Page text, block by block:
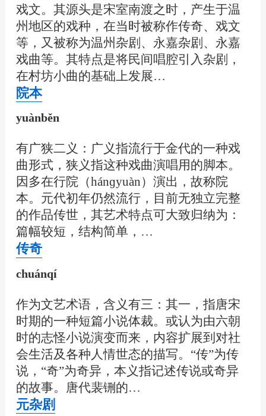
戏文。其源头是宋室南渡之时，产生于温
州地区的戏种，在当时被称作传奇、戏文
等，又被称为温州杂剧、永嘉杂剧、永嘉
戏曲等。其特点是将民间唱腔引入杂剧，
在村坊小曲的基础上发展…
院本
yuànběn
有广狭二义：广义指流行于金代的一种戏
曲形式，狭义指这种戏曲演唱用的脚本。
因多在行院（hánɡyuàn）演出，故称院
本。元代初年仍然流行，目前无独立完整
的作品传世，其艺术特点可大致归纳为：
篇幅较短，结构简单，…
传奇
chuánqí
作为文艺术语，含义有三：其一，指唐宋
时期的一种短篇小说体裁。或认为由六朝
时的志怪小说演变而来，内容扩展到对社
会生活及各种人情世态的描写。“传”为传
说，“奇”为奇异，本义指记述传说或奇异
的故事。唐代裴铏的…
元杂剧